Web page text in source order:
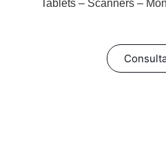
Tablets – Scanners –